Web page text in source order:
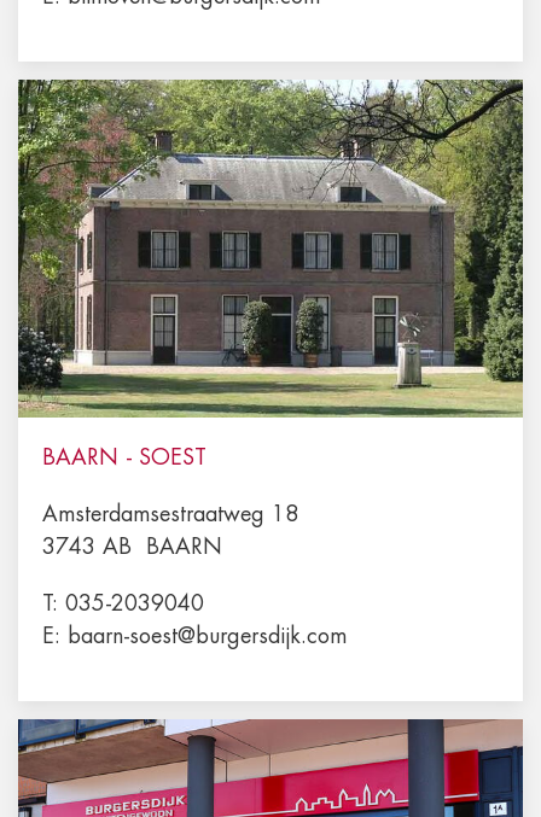
BAARN - SOEST
Amsterdamsestraatweg 18
3743 AB
BAARN
T: 035-2039040
E:
baarn-soest@burgersdijk.com